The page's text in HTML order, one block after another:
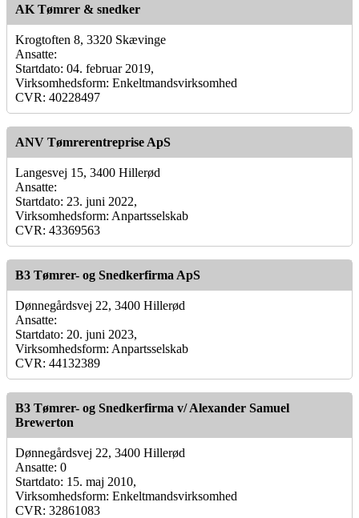
AK Tømrer & snedker
Krogtoften 8, 3320 Skævinge
Ansatte:
Startdato: 04. februar 2019,
Virksomhedsform: Enkeltmandsvirksomhed
CVR: 40228497
ANV Tømrerentreprise ApS
Langesvej 15, 3400 Hillerød
Ansatte:
Startdato: 23. juni 2022,
Virksomhedsform: Anpartsselskab
CVR: 43369563
B3 Tømrer- og Snedkerfirma ApS
Dønnegårdsvej 22, 3400 Hillerød
Ansatte:
Startdato: 20. juni 2023,
Virksomhedsform: Anpartsselskab
CVR: 44132389
B3 Tømrer- og Snedkerfirma v/ Alexander Samuel
Brewerton
Dønnegårdsvej 22, 3400 Hillerød
Ansatte: 0
Startdato: 15. maj 2010,
Virksomhedsform: Enkeltmandsvirksomhed
CVR: 32861083